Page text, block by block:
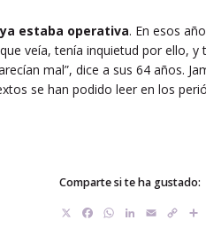
ya estaba operativa. En esos
veía, tenía inquietud por ello,
mal”, dice a sus 64 años.
se han podido leer en los
Comparte si te ha gustado:
Facebook
WhatsApp
LinkedIn
EmailCopy